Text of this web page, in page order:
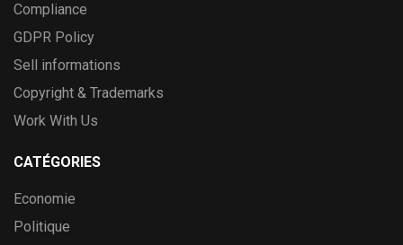
Compliance
GDPR Policy
Sell informations
Copyright & Trademarks
Work With Us
CATÉGORIES
Economie
Politique